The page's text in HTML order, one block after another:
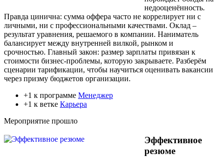
недооценённость.
Правда цинична: сумма оффера часто не коррелирует ни с
личными, ни с профессиональными качествами. Оклад –
результат уравнения, решаемого в компании. Наниматель
балансирует между внутренней вилкой, рынком и
срочностью. Главный закон: размер зарплаты привязан к
стоимости бизнес-проблемы, которую закрываете. Разберём
сценарии тарификации, чтобы научиться оценивать вакансии
через призму бюджетов организации.
+1 к программе Менеджер
+1 к ветке Карьера
Мероприятие прошло
Эффективное
резюме